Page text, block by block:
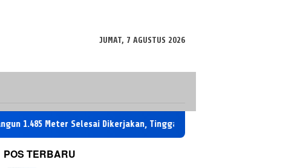
JUMAT, 7 AGUSTUS 2026
Selesai Dikerjakan, Tinggal 10 Persen Lagi
POS TERBARU